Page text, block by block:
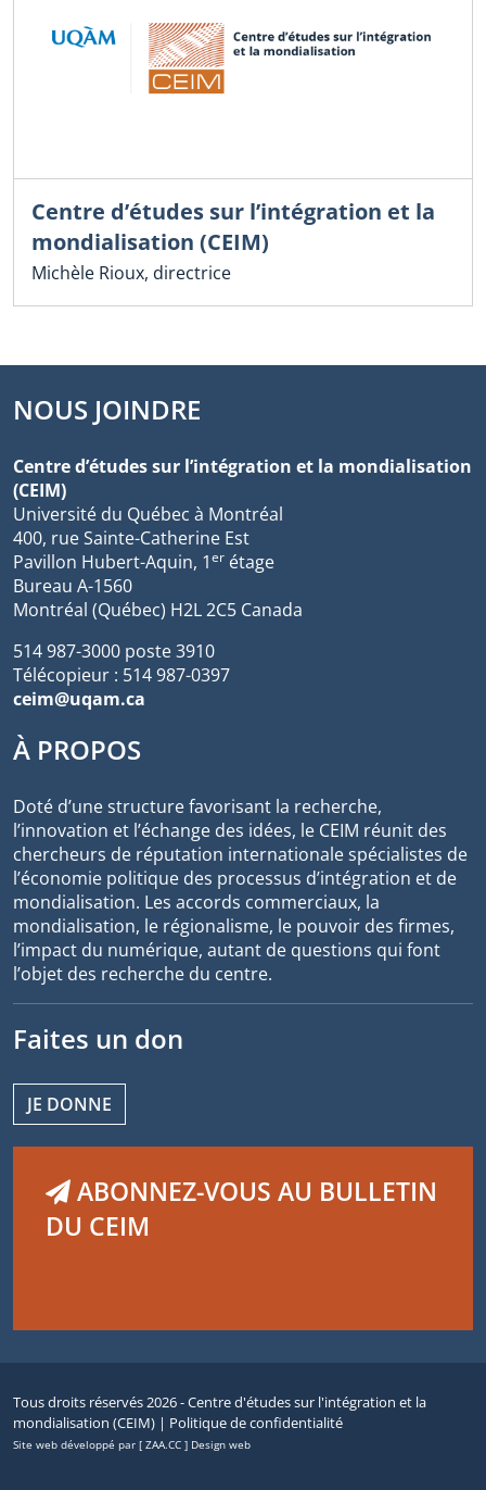
Centre d’études sur l’intégration et la
mondialisation (CEIM)
Michèle Rioux, directrice
NOUS JOINDRE
Centre d’études sur l’intégration et la mondialisation
(CEIM)
Université du Québec à Montréal
400, rue Sainte-Catherine Est
Pavillon Hubert-Aquin, 1er étage
Bureau A-1560
Montréal (Québec) H2L 2C5 Canada
514 987-3000 poste 3910
Télécopieur : 514 987-0397
ceim@uqam.ca
À PROPOS
Doté d’une structure favorisant la recherche,
l’innovation et l’échange des idées, le CEIM réunit des
chercheurs de réputation internationale spécialistes de
l’économie politique des processus d’intégration et de
mondialisation. Les accords commerciaux, la
mondialisation, le régionalisme, le pouvoir des firmes,
l’impact du numérique, autant de questions qui font
l’objet des recherche du centre.
Faites un don
JE DONNE
ABONNEZ-VOUS AU BULLETIN
DU CEIM
Tous droits réservés 2026 - Centre d'études sur l'intégration et la
mondialisation (CEIM) | Politique de confidentialité
Site web développé par [ ZAA.CC ] Design web